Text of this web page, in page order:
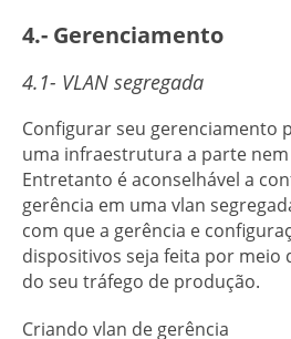
4.- Gerenciamento
4.1- VLAN segregada
Configurar seu gerenciamento
uma infraestrutura a parte
Entretanto é aconselhável a
gerência em uma vlan
com que a gerência e
dispositivos seja feita por meio
do seu tráfego de produção.
Criando vlan de gerência